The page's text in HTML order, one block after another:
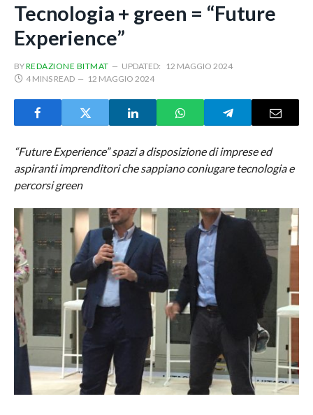
Tecnologia + green = “Future
Experience”
BYREDAZIONE BITMAT UPDATED:
12 MAGGIO 2024
4 MINS READ
12 MAGGIO 2024
“Future Experience” spazi a disposizione di imprese ed
aspiranti imprenditori che sappiano coniugare tecnologia e
percorsi green